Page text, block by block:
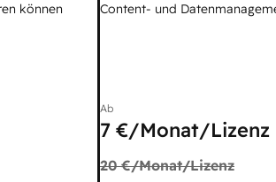
können
Content- und
Ab
7 €/Monat/Lizenz
20 €/Monat/Lizenz